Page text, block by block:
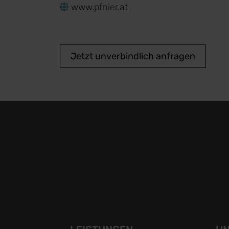
www.pfnier.at
Jetzt unverbindlich anfragen